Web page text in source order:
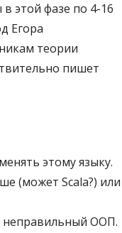
этой фазе по 4-16
Егора
теории
пишет
этому языку.
(может Scala?) или
неправильный ООП.